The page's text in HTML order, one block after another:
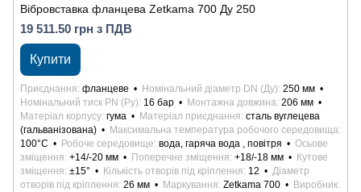
Вібровставка фланцева Zetkama 700 Ду 250
19 511.50 грн з ПДВ
Купити
Приєднання фланцеве Номінальний діаметр DN (Ду) 250 мм
Номінальний тиск PN (Ру) 16 бар Монтажна довжина 206 мм
Матеріал корпусу гума Матеріал приєднання сталь вуглецева
(гальванізована)
Максимальна температура робочого середовища
100°С
Робоче середовище вода, гаряча вода , повітря
Осьове
зміщення +14/-20 мм Поперечне зміщення +18/-18 мм
Кутове
зміщення ±15° Кількість отворів під кріплення 12
Діаметр
отворів під кріплення 26 мм Маркування Zetkama 700
Виробник